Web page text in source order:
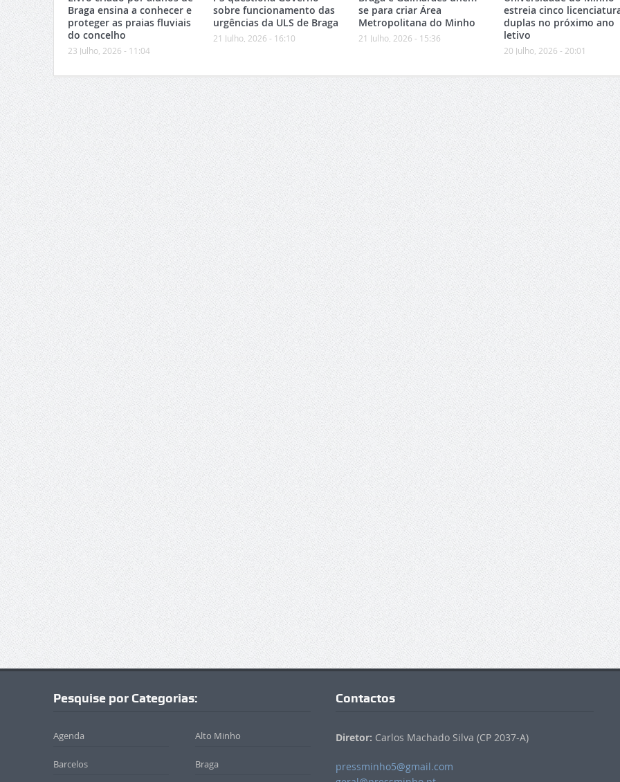
Braga ensina a conhecer e
proteger as praias fluviais
do concelho
23 Julho, 2026 - 11:04
sobre funcionamento das
urgências da ULS de Braga
21 Julho, 2026 - 16:10
se para criar Área
Metropolitana do Minho
21 Julho, 2026 - 15:36
estreia cinco
duplas no próximo ano
letivo
20 Julho, 2026 - 20:01
Pesquise por Categorias:
Agenda Alto Minho
Barcelos Braga
Contactos
Diretor: Carlos Machado Silva (CP 2037-A)
pressminho5@gmail.com